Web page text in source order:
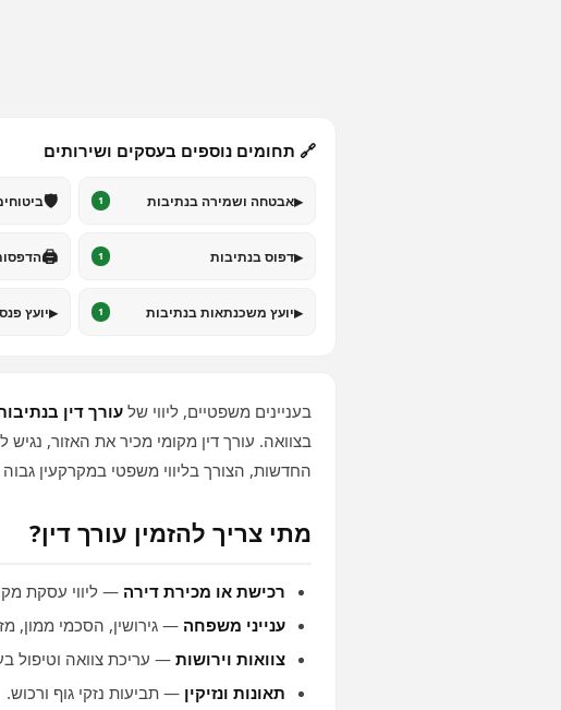
🔗 תחומים נוספים בעסקים ושירותים
▸אבטחה ושמירה בנתיבות 1
🛡️
▸דפוס בנתיבות 1
🖨️
▸יועץ משכנתאות בנתיבות 1
▸יועץ
בעניינים משפטיים, ליווי של עורך דין
בצוואה. עורך דין מקומי מכיר את האזור,
החדשות, הצורך בליווי משפטי במקרקעין
מתי צריך להזמין עורך דין?
רכישת או מכירת דירה — ליווי עסקת
ענייני משפחה — גירושין, הסכמי ממון,
צוואות וירושות — עריכת צוואה וטיפול
תאונות ונזיקין — תביעות נזקי גוף ורכוש.